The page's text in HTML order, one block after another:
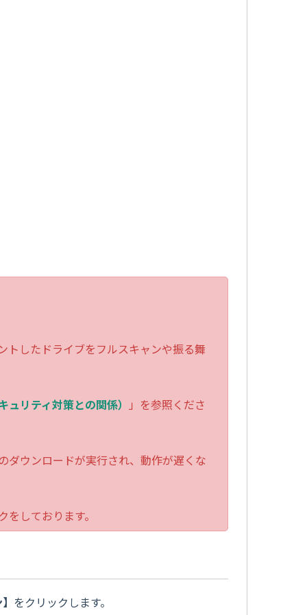
トしたドライブをフルスキャンや振る舞
リティ対策との関係） 」を参照くださ
ウンロードが実行され、動作が遅くな
しております。
】 をクリックします。